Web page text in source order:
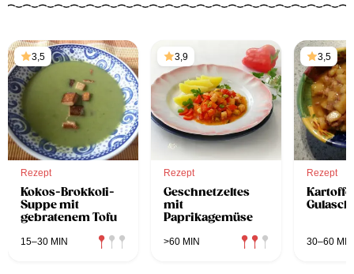
3,5
Rezept
Kokos-Brokkoli-
Suppe mit
gebratenem Tofu
15–30 MIN
3,9
Rezept
Geschnetzeltes
mit
Paprikagemüse
>60 MIN
3,5
Rezept
Gulasch
30–60 MIN